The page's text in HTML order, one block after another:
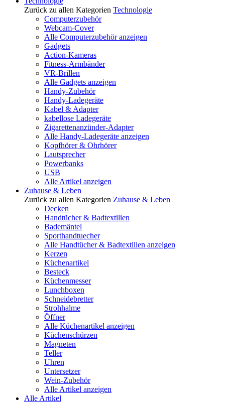
Zurück zu allen Kategorien Technologie
Computerzubehör
Webcam-Cover
Alle Computerzubehör anzeigen
Gadgets
Action-Kameras
Fitness-Armbänder
VR-Brillen
Alle Gadgets anzeigen
Handy-Zubehör
Handy-Ladegeräte
Kabel & Adapter
kabellose Ladegeräte
Zigarettenanzünder-Adapter
Alle Handy-Ladegeräte anzeigen
Kopfhörer & Ohrhörer
Lautsprecher
Powerbanks
USB
Alle Artikel anzeigen
Zuhause & Leben
Zurück zu allen Kategorien Zuhause & Leben
Decken
Handtücher & Badtextilien
Bademäntel
Sporthandtuecher
Alle Handtücher & Badtextilien anzeigen
Kerzen
Küchenartikel
Besteck
Küchenmesser
Lunchboxen
Schneidebretter
Strohhalme
Öffner
Alle Küchenartikel anzeigen
Küchenschürzen
Magneten
Teller
Uhren
Untersetzer
Wein-Zubehör
Alle Artikel anzeigen
Alle Artikel